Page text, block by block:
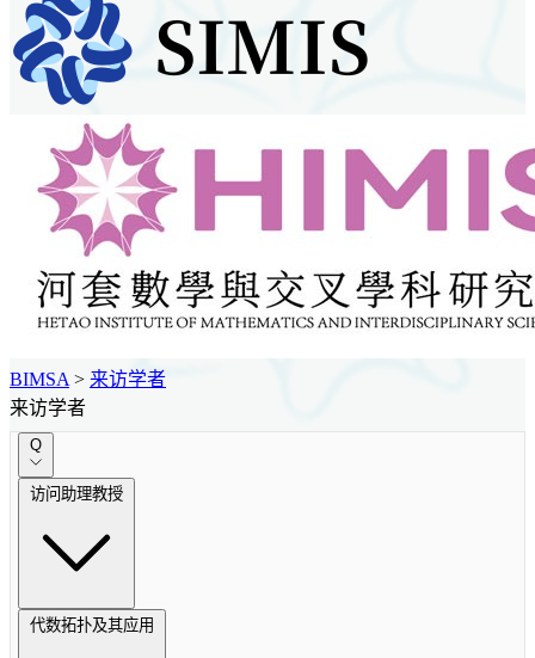
BIMSA > 来访学者
来访学者
Q
访问助理教授
代数拓扑及其应用